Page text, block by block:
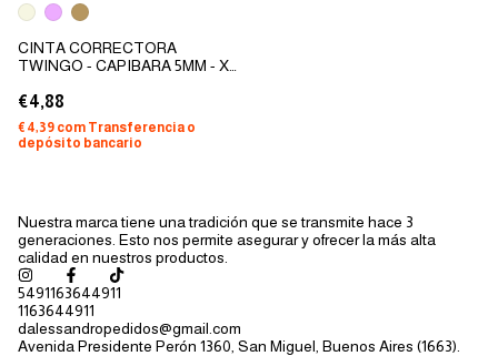
CINTA CORRECTORA
TWINGO - CAPIBARA 5MM - X
€4,88
€4,39 com Transferencia o
depósito bancario
Nuestra marca tiene una tradición que se transmite hace 3
generaciones. Esto nos permite asegurar y ofrecer la más alta
calidad en nuestros productos.
5491163644911
1163644911
dalessandropedidos@gmail.com
Avenida Presidente Perón 1360, San Miguel, Buenos Aires (1663).